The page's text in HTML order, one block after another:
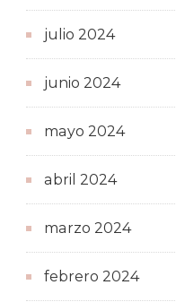
julio 2024
junio 2024
mayo 2024
abril 2024
marzo 2024
febrero 2024